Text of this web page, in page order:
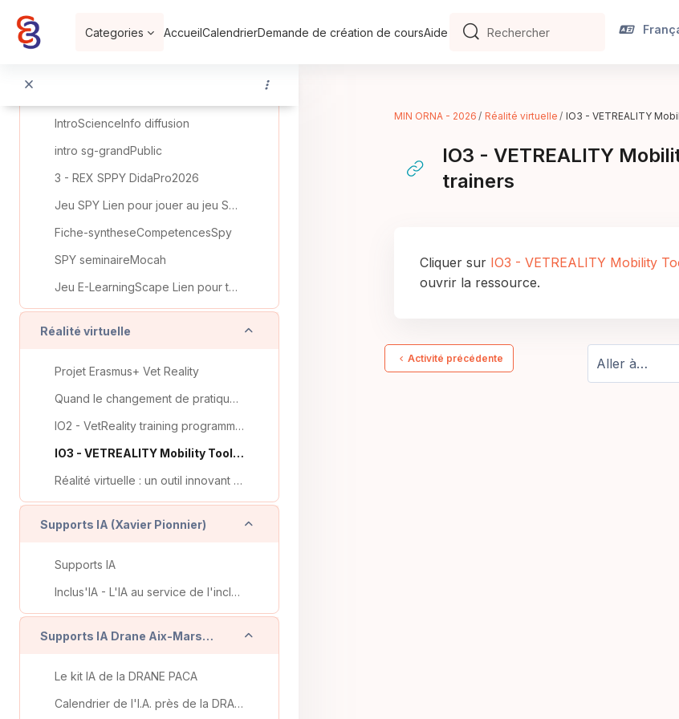
Categories AccueilCalendrierDemande de création de coursAide
Rechercher
Rechercher
IntroScienceInfo diffusion
intro sg-grandPublic
3 - REX SPPY DidaPro2026
Jeu SPY Lien pour jouer au jeu SPY : https://spy.l...
Fiche-syntheseCompetencesSpy
SPY seminaireMocah
Jeu E-LearningScape Lien pour télécharger l'escape...
Réalité virtuelle Replier
Projet Erasmus+ Vet Reality
Quand le changement de pratiques en formation professionnelle se télescope avec une pandémie, éléments issus d'une recherche-action-formation VET-Reality
IO2 - VetReality training programme fot VET teachers and trainers
IO3 - VETREALITY Mobility Toolbox for VET teachers and trainers
Réalité virtuelle : un outil innovant pour découvrir des métiers ?
Supports IA (Xavier Pionnier) Replier
Supports IA
Inclus'IA - L'IA au service de l'inclusion scolaire
Supports IA Drane Aix-Marseille Replier
Le kit IA de la DRANE PACA
Calendrier de l'I.A. près de la DRANE d'Orléans-Tours
MIN ORNA - 2026 Réalité virtuelle IO3 - VETREALITY
IO3 - VETREALITY
trainers
Cliquer sur IO3 - VETREALITY Mobility
ouvrir la ressource.
Activité précédente
Aller à…